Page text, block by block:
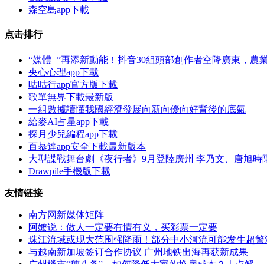
森空島app下載
点击排行
“媒體+”再添新動能！抖音30組頭部創作者空降廣東，農
央心心理app下載
咕咕行app官方版下載
歌單無界下載最新版
一組數據讀懂我國經濟發展向新向優向好背後的底氣
給麥AI占星app下載
探月少兒編程app下載
百慕達app安全下載最新版本
大型諜戰舞台劇《夜行者》9月登陸廣州 李乃文、唐旭時
Drawpile手機版下載
友情链接
南方网新媒体矩阵
阿嬷说：做人一定要有情有义，买彩票一定要
珠江流域或现大范围强降雨！部分中小河流可能发生超警
与越南新加坡签订合作协议 广州地铁出海再获新成果